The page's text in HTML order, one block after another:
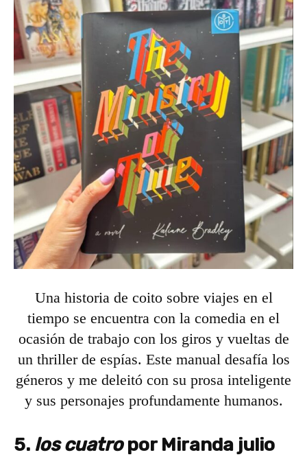
Una historia de coito sobre viajes en el
tiempo se encuentra con la comedia en el
ocasión de trabajo con los giros y vueltas de
un thriller de espías. Este manual desafía los
géneros y me deleitó con su prosa inteligente
y sus personajes profundamente humanos.
5. los cuatropor Miranda julio